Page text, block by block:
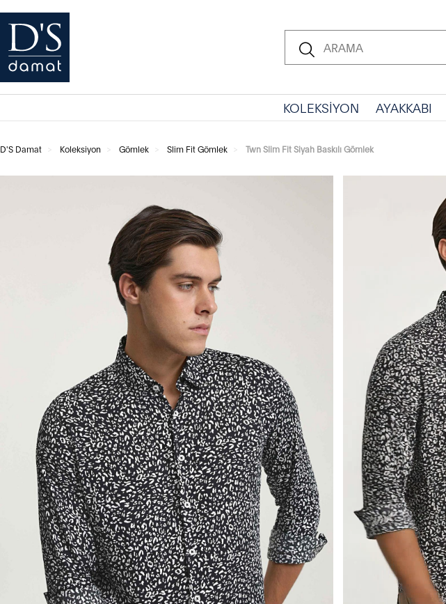
KOLEKSİYON AYAKKABI
D'S Damat Koleksiyon Gömlek Slim Fit Gömlek Twn Slim Fit Siyah Baskılı Gömlek